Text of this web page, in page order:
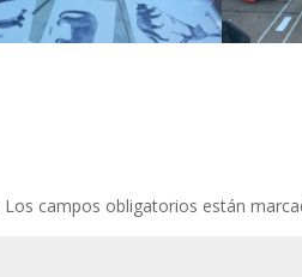
Los campos obligatorios están